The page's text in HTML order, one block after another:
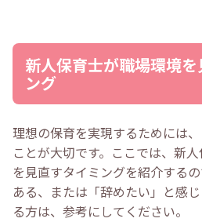
新人保育士が職場環境を
ング
理想の保育を実現するためには、
ことが大切です。ここでは、新人
を見直すタイミングを紹介するの
ある、または「辞めたい」と感じ
る方は、参考にしてください。